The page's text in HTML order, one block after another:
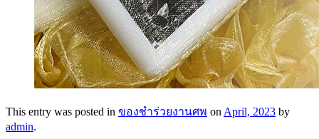
This entry was posted in ของชำร่วยงานศพ on April, 2023 by
admin.